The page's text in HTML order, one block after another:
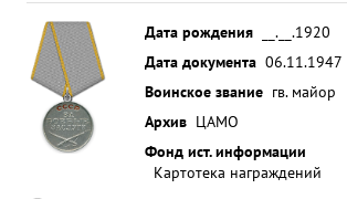
Дата рождения
__.__.1920
Дата документа 06.11.1947
Воинское звание гв. майор
Архив ЦАМО
Фонд ист. информации
Картотека награждений